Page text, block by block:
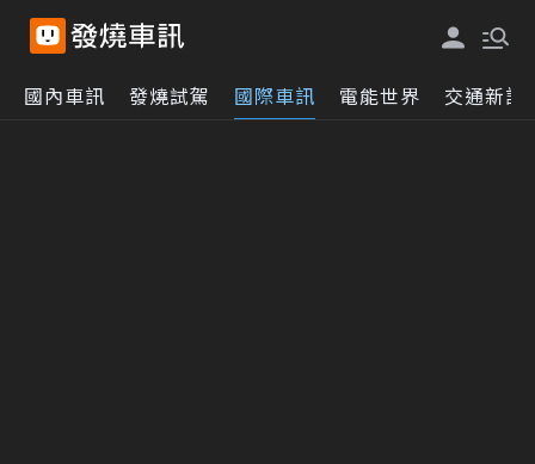
國內車訊 發燒試駕 國際車訊 電能世界 交通新訊